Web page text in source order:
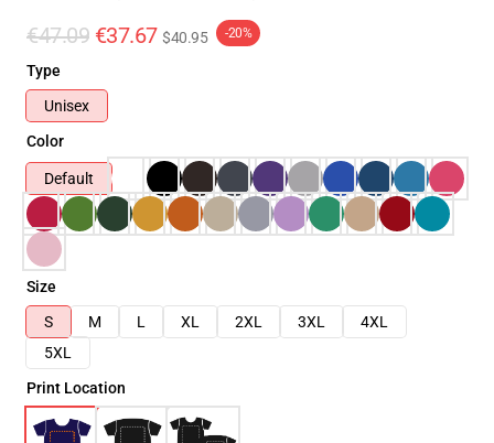
€47.09 €37.67 $40.95 -20%
Type
Unisex
Color
Default
Size
S
M L XL 2XL 3XL
4XL
5XL
Print Location